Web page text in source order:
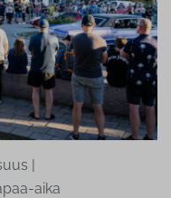
|
aika